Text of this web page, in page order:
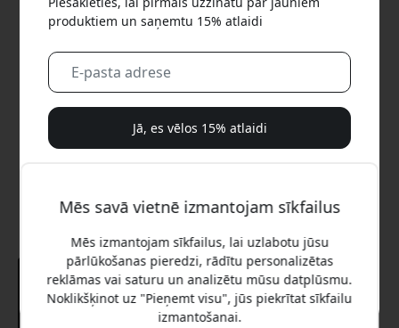
Mēs savā vietnē izmantojam sīkfailus
Mēs izmantojam sīkfailus, lai uzlabotu jūsu
pārlūkošanas pieredzi, rādītu personalizētas
reklāmas vai saturu un analizētu mūsu datplūsmu.
Noklikšķinot uz "Pieņemt visu", jūs piekrītat sīkfailu
izmantošanai.
produktiem un saņemtu 15% atlaidi
Jā, es vēlos 15% atlaidi
izglītojošām sērijām un īpašiem piedāvājumiem.
Nē, es labāk maksātu pilnu cenu.